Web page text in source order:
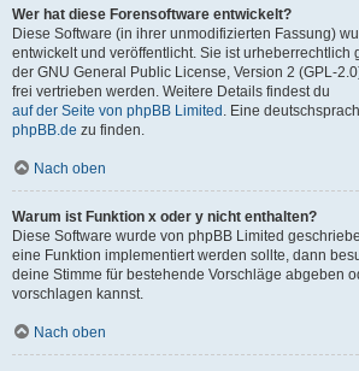
Wer hat diese Forensoftware entwickelt?
Diese Software (in ihrer unmodifizierten Fassung)
entwickelt und veröffentlicht. Sie ist urheberrechtlich
der GNU General Public License, Version 2 (GPL-
frei vertrieben werden. Weitere Details findest du
auf der Seite von phpBB Limited . Eine
phpBB.de zu finden.
Nach oben
Warum ist Funktion x oder y nicht enthalten?
Diese Software wurde von phpBB Limited
eine Funktion implementiert werden sollte, dann
deine Stimme für bestehende Vorschläge abgeben
vorschlagen kannst.
Nach oben